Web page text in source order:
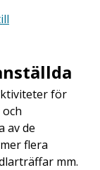
för
av de
flera
mm.